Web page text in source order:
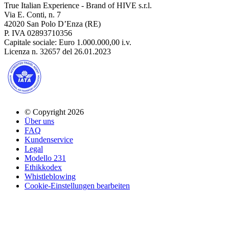
True Italian Experience - Brand of HIVE s.r.l.
Via E. Conti, n. 7
42020 San Polo D’Enza (RE)
P. IVA 02893710356
Capitale sociale: Euro 1.000.000,00 i.v.
Licenza n. 32657 del 26.01.2023
© Copyright 2026
Über uns
FAQ
Kundenservice
Legal
Modello 231
Ethikkodex
Whistleblowing
Cookie-Einstellungen bearbeiten